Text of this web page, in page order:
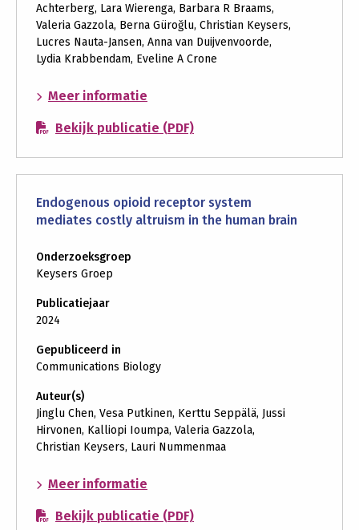
Achterberg, Lara Wierenga, Barbara R Braams,
Valeria Gazzola, Berna Güroğlu, Christian Keysers,
Lucres Nauta-Jansen, Anna van Duijvenvoorde,
Lydia Krabbendam, Eveline A Crone
Meer informatie
discounting
adolescence
on
whom
Bekijk publicatie (PDF)
Endogenous opioid receptor system
mediates costly altruism in the human brain
Onderzoeksgroep
Keysers Groep
Publicatiejaar
2024
Gepubliceerd in
Communications Biology
Auteur(s)
Jinglu Chen, Vesa Putkinen, Kerttu Seppälä, Jussi
Hirvonen, Kalliopi Ioumpa, Valeria Gazzola,
Christian Keysers, Lauri Nummenmaa
Meer informatie
opioid
Bekijk publicatie (PDF)